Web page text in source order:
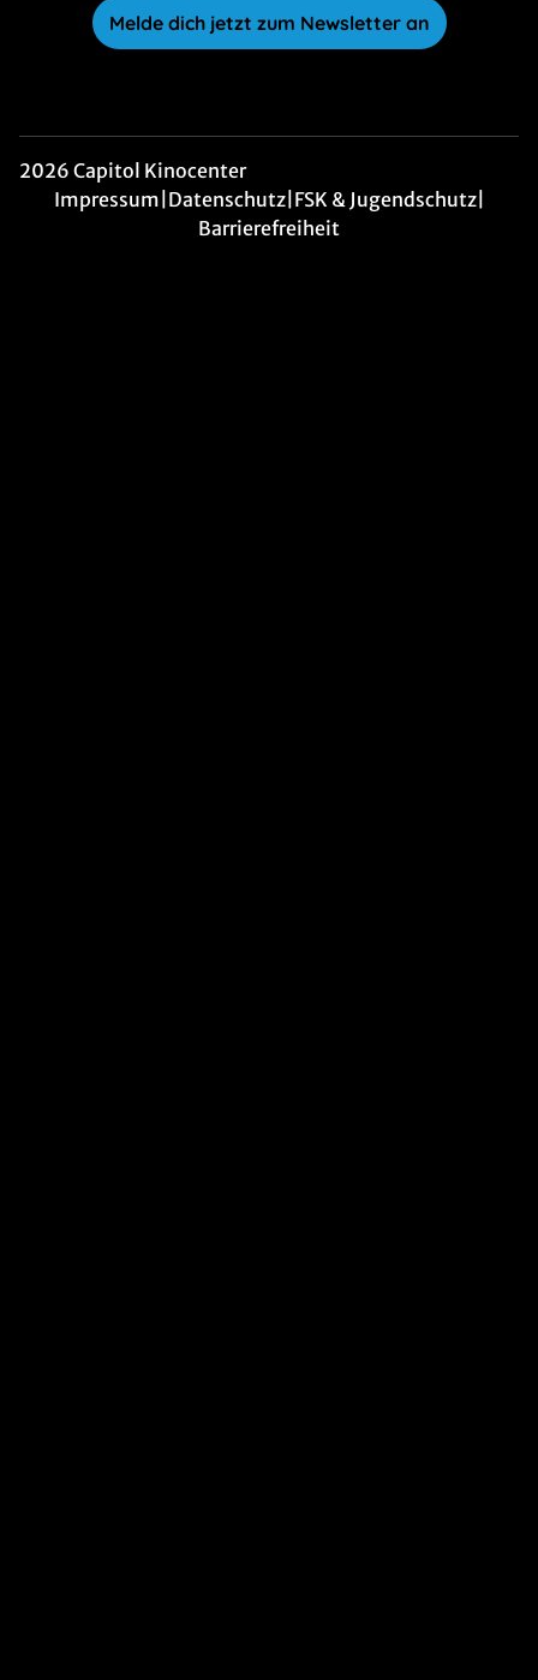
Melde dich jetzt zum Newsletter an
2026 Capitol Kinocenter
Impressum Datenschutz| FSK & Jugendschutz|
Barrierefreiheit